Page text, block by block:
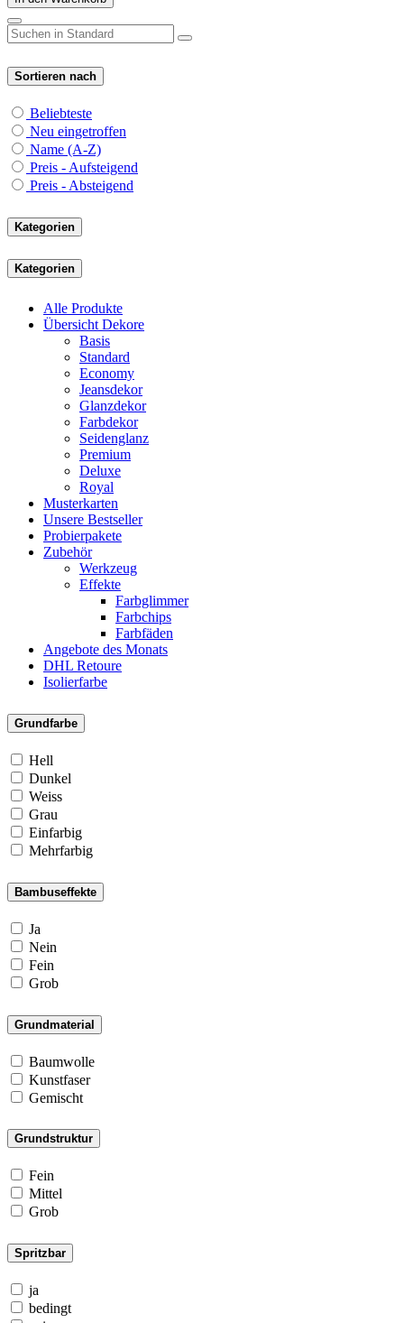
Sortieren nach
Beliebteste
Neu eingetroffen
Name (A-Z)
Preis - Aufsteigend
Preis - Absteigend
Kategorien
Kategorien
Alle Produkte
Übersicht Dekore
Basis
Standard
Economy
Jeansdekor
Glanzdekor
Farbdekor
Seidenglanz
Premium
Deluxe
Royal
Musterkarten
Unsere Bestseller
Probierpakete
Zubehör
Werkzeug
Effekte
Farbglimmer
Farbchips
Farbfäden
Angebote des Monats
DHL Retoure
Isolierfarbe
Grundfarbe
Hell
Dunkel
Weiss
Grau
Einfarbig
Mehrfarbig
Bambuseffekte
Ja
Nein
Fein
Grob
Grundmaterial
Baumwolle
Kunstfaser
Gemischt
Grundstruktur
Fein
Mittel
Grob
Spritzbar
ja
bedingt